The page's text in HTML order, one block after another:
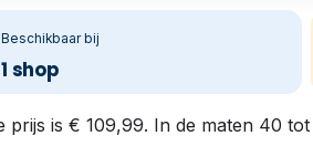
Beschikbaar bij
1 shop
is € 109,99. In de maten 40